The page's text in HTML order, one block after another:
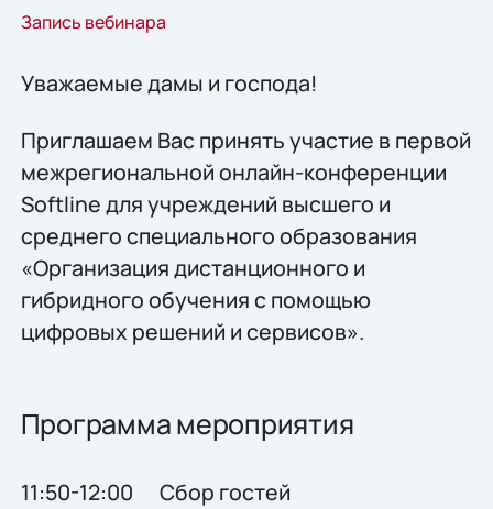
Запись вебинара
Уважаемые дамы и господа!
Приглашаем Вас принять участие в первой
межрегиональной онлайн-конференции
Softline для учреждений высшего и
среднего специального образования
«Организация дистанционного и
гибридного обучения с помощью
цифровых решений и сервисов».
Программа мероприятия
11:50-12:00 Сбор гостей